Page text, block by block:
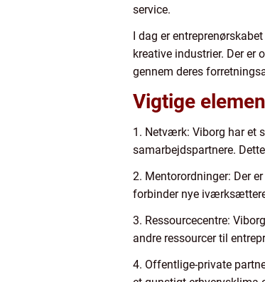
service.
I dag er
kreative industrier. Der er
gennem deres
Vigtige
1. Netværk: Viborg har et
samarbejdspartnere.
2. Mentorordninger: Der
forbinder nye
3. Ressourcecentre:
andre ressourcer til
4. Offentlige-private